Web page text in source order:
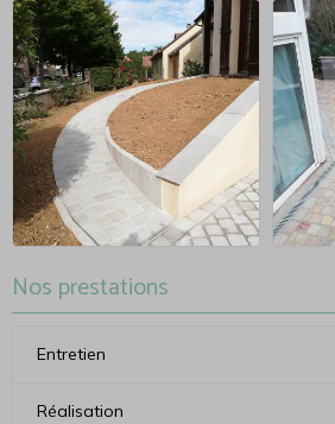
Nos prestations
Entretien
Réalisation